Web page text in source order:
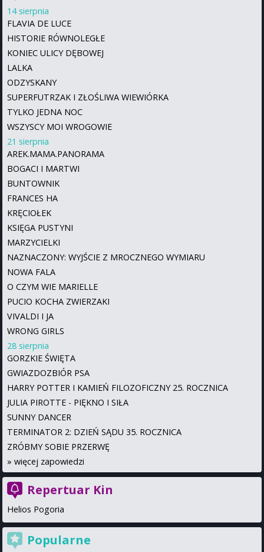
14 sierpnia
FLAVIA DE LUCE
HISTORIE RÓWNOLEGŁE
KONIEC ULICY DĘBOWEJ
LALKA
ODZYSKANY
SUPERFUTRZAK I ZŁOŚLIWA WIEWIÓRKA
TYLKO JEDNA NOC
WSZYSCY MOI WROGOWIE
21 sierpnia
AREK.MAMA.PANORAMA
BOGACI I MARTWI
BUNTOWNIK
FRANCES HA
KRĘCIOŁEK
KSIĘGA PUSTYNI
MARZYCIELKI
NAZNACZONY: WYJŚCIE Z MROCZNEGO WYMIARU
NOWA FALA
O CZYM WIE MARIELLE
PUCIO KOCHA ZWIERZAKI
VIVALDI I JA
WRONG GIRLS
28 sierpnia
GORZKIE ŚWIĘTA
GWIAZDOZBIÓR PSA
HARRY POTTER I KAMIEŃ FILOZOFICZNY 25. ROCZNICA
JULIA PIROTTE - PIĘKNO I SIŁA
SUNNY DANCER
TERMINATOR 2: DZIEŃ SĄDU 35. ROCZNICA
ZRÓBMY SOBIE PRZERWĘ
» więcej zapowiedzi
Repertuar Kin
Helios Pogoria
Popularne